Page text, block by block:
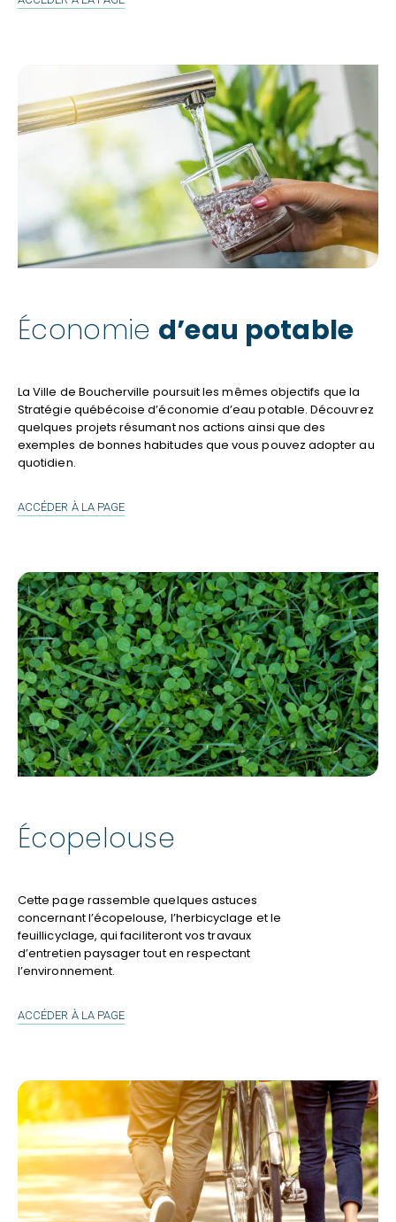
Économie d’eau potable
La Ville de Boucherville poursuit les mêmes objectifs que la
Stratégie québécoise d’économie d’eau potable. Découvrez
quelques projets résumant nos actions ainsi que des
exemples de bonnes habitudes que vous pouvez adopter au
quotidien.
ACCÉDER À LA PAGEÉCONOMIE
Écopelouse
Cette page rassemble quelques astuces
concernant l’écopelouse, l’herbicyclage et le
feuillicyclage, qui faciliteront vos travaux
d’entretien paysager tout en respectant
l’environnement.
ACCÉDER À LA PAGEÉCOPELOUSE